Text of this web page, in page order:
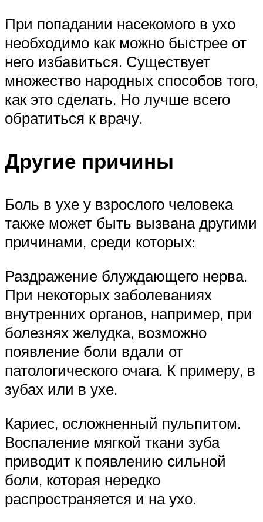
При попадании насекомого в ухо
необходимо как можно быстрее от
него избавиться. Существует
множество народных способов того,
как это сделать. Но лучше всего
обратиться к врачу.
Другие причины
Боль в ухе у взрослого человека
также может быть вызвана другими
причинами, среди которых:
Раздражение блуждающего нерва.
При некоторых заболеваниях
внутренних органов, например, при
болезнях желудка, возможно
появление боли вдали от
патологического очага. К примеру, в
зубах или в ухе.
Кариес, осложненный пульпитом.
Воспаление мягкой ткани зуба
приводит к появлению сильной
боли, которая нередко
распространяется и на ухо.